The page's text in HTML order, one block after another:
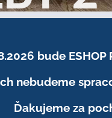
bude
nebudeme
Ďakujeme za